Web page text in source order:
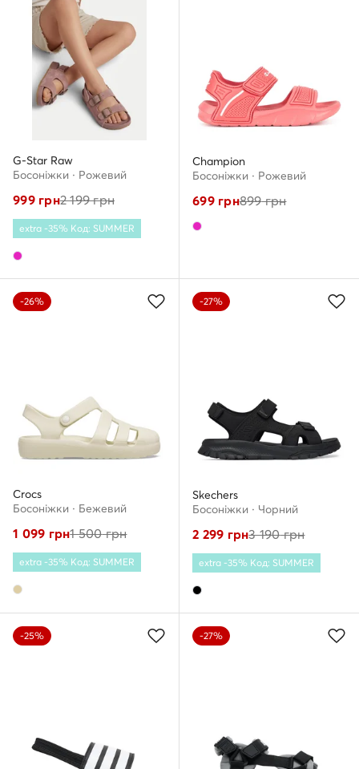
G-Star Raw
Босоніжки · Рожевий
999грн2 199грн
extra -35% Код: SUMMER
Champion
Босоніжки · Рожевий
699грн899грн
-26%
Crocs
Босоніжки · Бежевий
1 099 грн1 500грн
extra -35% Код: SUMMER
-27%
Skechers
Босоніжки · Чорний
2 299 грн3 190грн
extra -35% Код: SUMMER
-25% -27%